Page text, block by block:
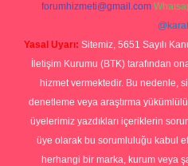
forumhizmeti@gmail.com
Yasal Uyarı: Sitemiz, 5651 Sayılı
İletişim Kurumu (BTK) tarafından
hizmet vermektedir. Bu nedenle,
denetleme veya araştırma
üyelerimiz yazdıkları içeriklerin
üye olarak bu sorumluluğu kabul
herhangi bir marka, kurum veya